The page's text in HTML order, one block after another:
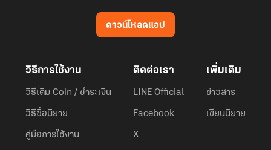
ดาวน์โหลดแอป
วิธีการใช้งาน
วิธีเติม Coin / ชำระเงิน
วิธีซื้อนิยาย
คู่มือการใช้งาน
ติดต่อเรา
LINE Official
Facebook
X
เพิ่มเติม
ข่าวสาร
เขียนนิยาย